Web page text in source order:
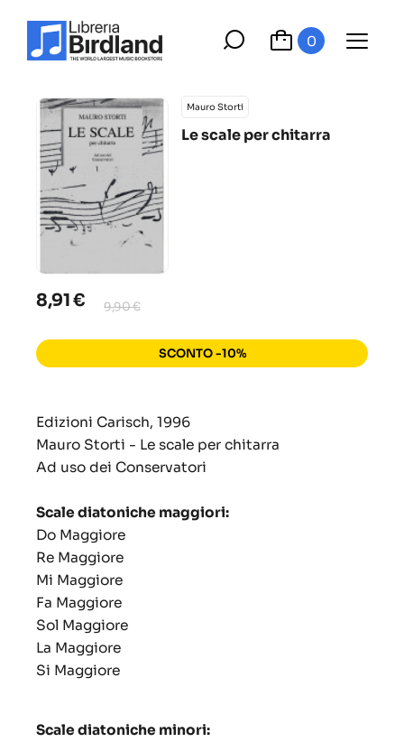
0
Mauro Storti
Le scale per chitarra
8,91 € 9,90 €
SCONTO -10%
Edizioni Carisch, 1996
Mauro Storti - Le scale per chitarra
Ad uso dei Conservatori
Scale diatoniche maggiori:
Do Maggiore
Re Maggiore
Mi Maggiore
Fa Maggiore
Sol Maggiore
La Maggiore
Si Maggiore
Scale diatoniche minori: